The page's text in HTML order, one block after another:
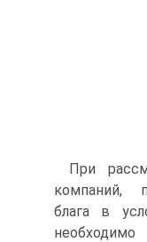
При
компаний,
блага в